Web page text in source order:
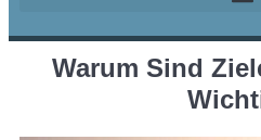
Warum Sind